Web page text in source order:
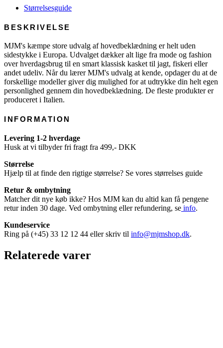
antal
Størrelsesguide
BESKRIVELSE
MJM's kæmpe store udvalg af hovedbeklædning er helt uden
sidestykke i Europa. Udvalget dækker alt lige fra mode og fashion
over hverdagsbrug til en smart klassisk kasket til jagt, fiskeri eller
andet udeliv. Når du lærer MJM's udvalg at kende, opdager du at de
forskellige modeller giver dig mulighed for at udtrykke din helt egen
personlighed gennem din hovedbeklædning. De fleste produkter er
produceret i Italien.
INFORMATION
Levering 1-2 hverdage
Husk at vi tilbyder fri fragt fra 499,- DKK
Størrelse
Hjælp til at finde den rigtige størrelse? Se vores størrelses guide
Retur & ombytning
Matcher dit nye køb ikke? Hos MJM kan du altid kan få pengene
retur inden 30 dage. Ved ombytning eller refundering, se info.
Kundeservice
Ring på (+45) 33 12 12 44 eller skriv til info@mjmshop.dk.
Relaterede varer